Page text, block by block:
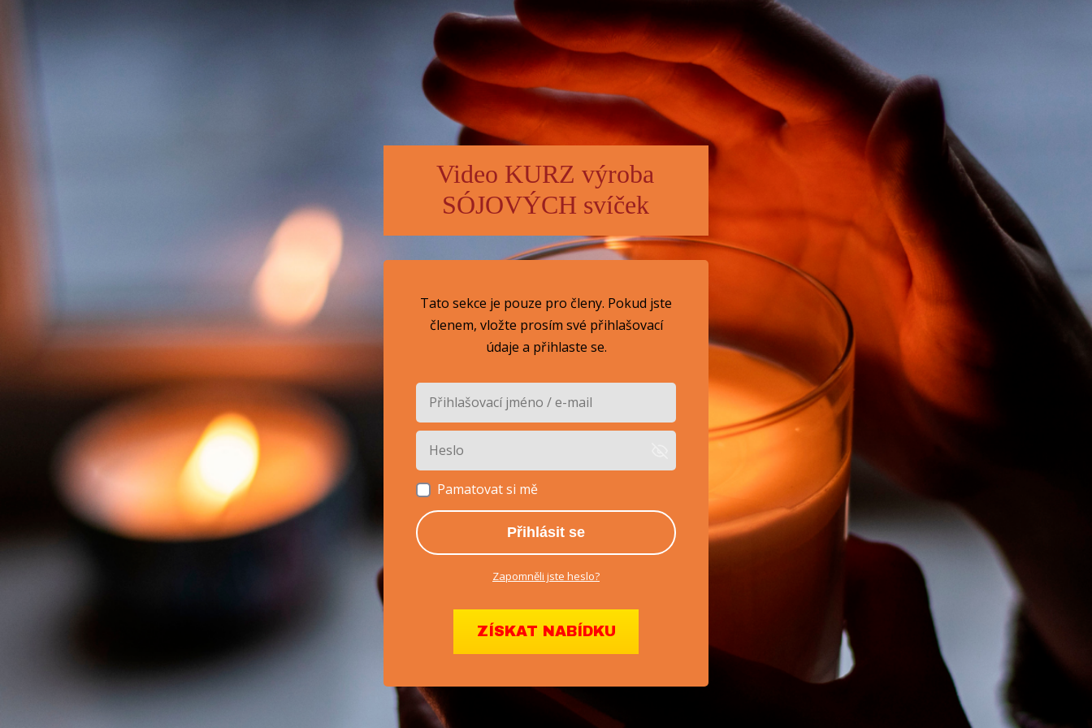
Video KURZ výroba
SÓJOVÝCH svíček
Tato sekce je pouze pro členy. Pokud jste
členem, vložte prosím své přihlašovací
údaje a přihlaste se.
Pamatovat si mě
Přihlásit se
Zapomněli jste heslo?
ZÍSKAT NABÍDKU